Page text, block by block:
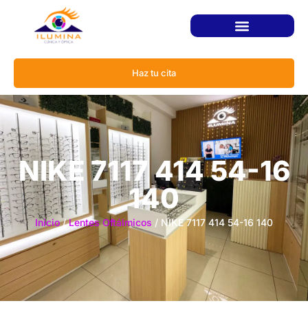
Haz tu cita
NIKE 7117 414 54-16
140
Inicio/Lentes Oftálmicos / NIKE 7117 414 54-16 140